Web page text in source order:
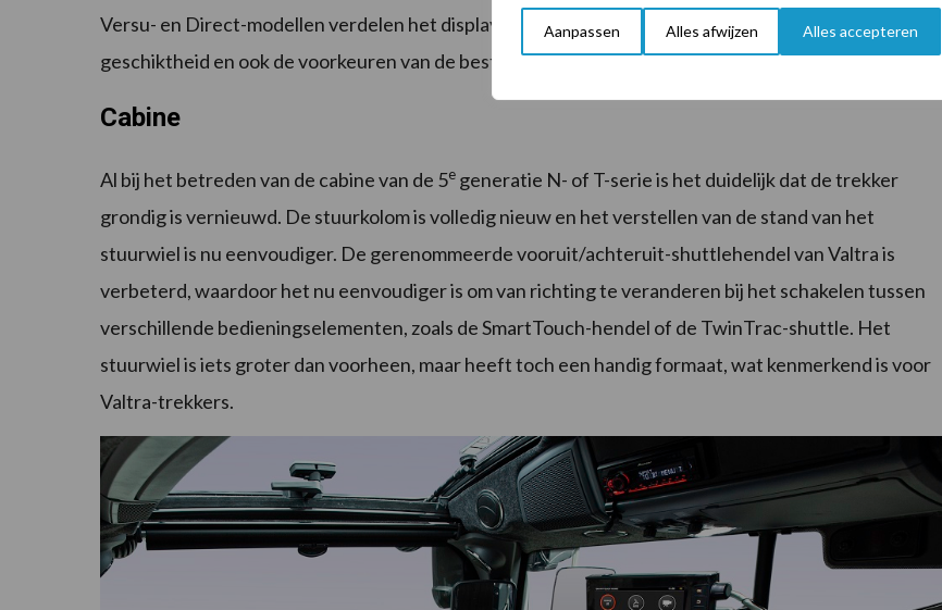
Aanpassen Alles afwijzen Alles accepteren
Versu- en Direct-modellen verdelen het display in de A-stijl en SmartTouch de taken op basis van
geschiktheid en ook de voorkeuren van de bestuurder.
Cabine
Al bij het betreden van de cabine van de 5e generatie N- of T-serie is het duidelijk dat de trekker
grondig is vernieuwd. De stuurkolom is volledig nieuw en het verstellen van de stand van het
stuurwiel is nu eenvoudiger. De gerenommeerde vooruit/achteruit-shuttlehendel van Valtra is
verbeterd, waardoor het nu eenvoudiger is om van richting te veranderen bij het schakelen tussen
verschillende bedieningselementen, zoals de SmartTouch-hendel of de TwinTrac-shuttle. Het
stuurwiel is iets groter dan voorheen, maar heeft toch een handig formaat, wat kenmerkend is voor
Valtra-trekkers.